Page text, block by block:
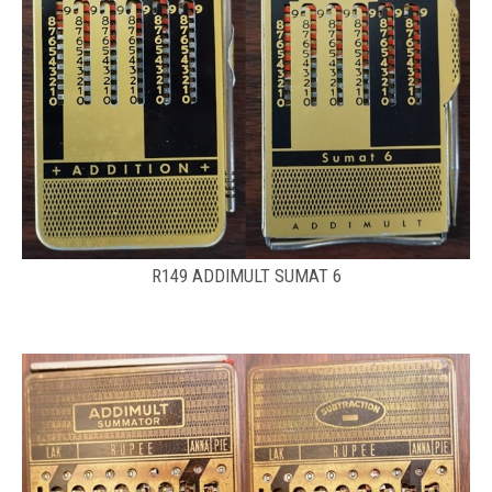
R149 ADDIMULT SUMAT 6